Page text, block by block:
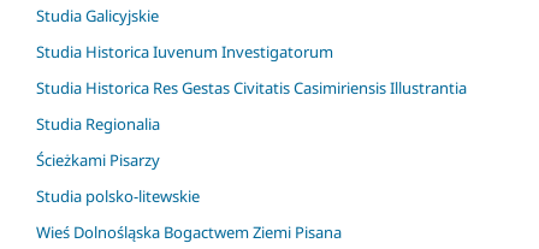
Studia Galicyjskie
Studia Historica Iuvenum Investigatorum
Studia Historica Res Gestas Civitatis Casimiriensis Illustrantia
Studia Regionalia
Ścieżkami Pisarzy
Studia polsko-litewskie
Wieś Dolnośląska Bogactwem Ziemi Pisana